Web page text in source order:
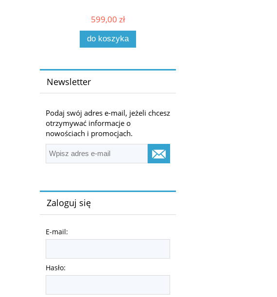
599,00 zł
do koszyka
Newsletter
Podaj swój adres e-mail, jeżeli chcesz
otrzymywać informacje o
nowościach i promocjach.
Zaloguj się
E-mail:
Hasło: